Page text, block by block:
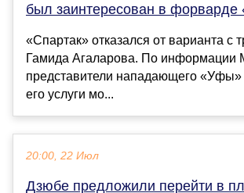
был заинтересован в
«Спартак» отказался от варианта с
Гамида Агаларова. По информации
представители нападающего
его услуги мо...
20:00, 22 Июл
Дзюбе предложили перейти в